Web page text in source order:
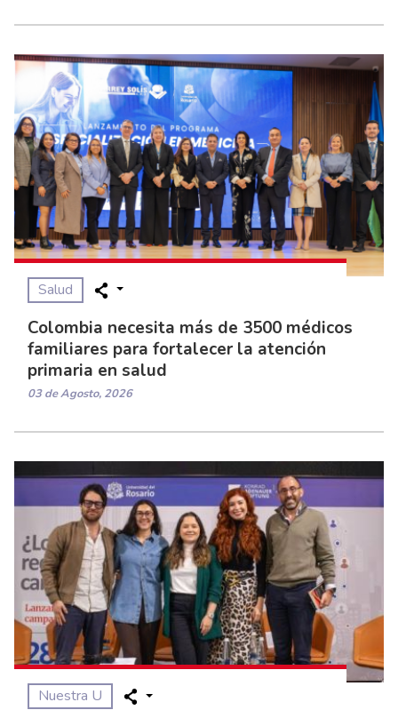
Salud
Colombia necesita más de 3500 médicos
familiares para fortalecer la atención
primaria en salud
03 de Agosto, 2026
Nuestra U